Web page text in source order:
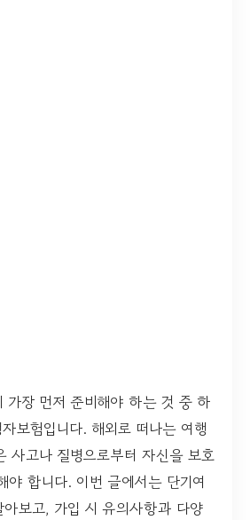
가장 먼저 준비해야 하는 것 중 하
보험입니다. 해외로 떠나는 여행
사고나 질병으로부터 자신을 보호
야 합니다. 이번 글에서는 단기여
보고, 가입 시 유의사항과 다양